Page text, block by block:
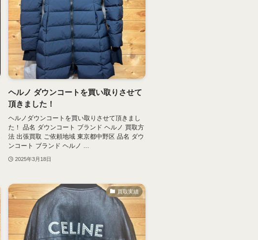
ヘルノ ダウンコートを買い取りさせて
頂きました！
ヘルノダウンコートを買い取りさせて頂きまし
た！ 品名 ダウンコート ブランド ヘルノ 買取方
法 出張買取 ご依頼地域 東京都中野区 品名 ダウ
ンコート ブランド ヘルノ ...
2025年3月18日
買取実績